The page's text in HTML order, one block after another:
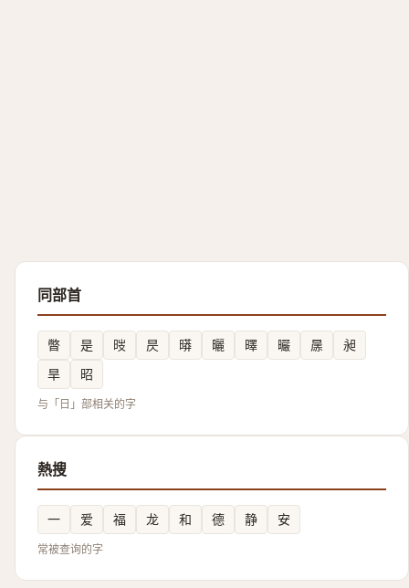
同部首
暼 是 㫞 昃 㬒 曬 曎 曮 㬄
昶
旱
昭
与「日」部相关的字
熱搜
一 爱 福 龙 和 德 静 安
常被查询的字